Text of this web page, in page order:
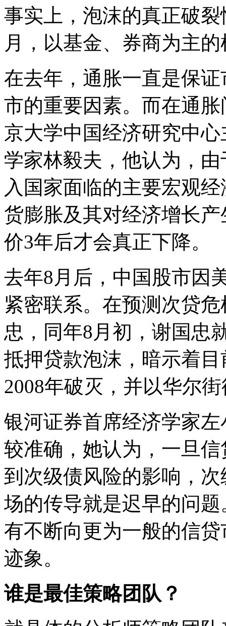
事实上，泡沫的真正破
月，以基金、券商为主
在去年，通胀一直是保
市的重要因素。而在通
京大学中国经济研究中
学家林毅夫，他认为，
入国家面临的主要宏观
货膨胀及其对经济增长
价3年后才会真正下降。
去年8月后，中国股市因
紧密联系。在预测次贷
忠，同年8月初，谢国忠
抵押贷款泡沫，暗示着
2008年破灭，并以华尔
银河证券首席经济学家
较准确，她认为，一旦
到次级债风险的影响，
场的传导就是迟早的问
有不断向更为一般的信
迹象。
谁是最佳策略团队？